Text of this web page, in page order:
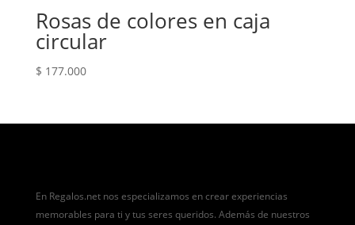
Rosas de colores en caja
circular
$ 177.000
En Regalos.net nos especializamos en crear experiencias
memorables para ti y tus seres queridos. Además de nuestros